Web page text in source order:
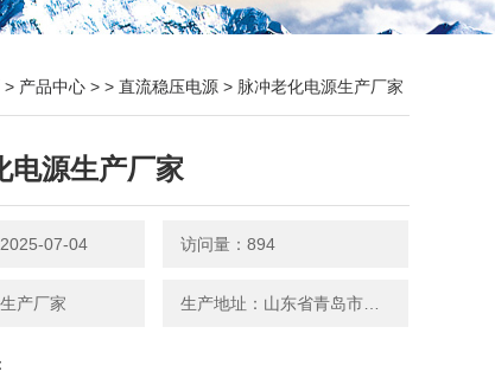
> 产品中心 > > 直流稳压电源 > 脉冲老化电源生产厂家
电源生产厂家
07-04 访问量：894
产厂家